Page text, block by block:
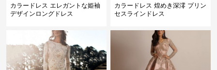
カラードレス エレガントな姫袖
デザインロングドレス
カラードレス 煌めき深澪 プリン
セスラインドレス